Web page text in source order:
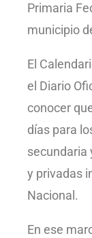
Primaria
municipio
El
el Diario
conocer
días para
secundaria
y privadas
Nacional.
En ese